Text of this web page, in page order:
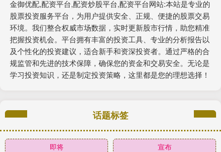
金御优配,配资平台,配资炒股平台,配资平台网站:本站是专业的
股票投资服务平台，为用户提供安全、正规、便捷的股票交易
环境。我们整合权威市场数据，实时更新股市行情，助您精准
把握投资机会。平台拥有丰富的投资工具、专业的分析报告以
及个性化的投资建议，适合新手和资深投资者。通过严格的合
规监管和先进的技术保障，确保您的资金和交易安全。无论是
学习投资知识，还是制定投资策略，这里都是您的理想选择！
话题标签
即将 宣布